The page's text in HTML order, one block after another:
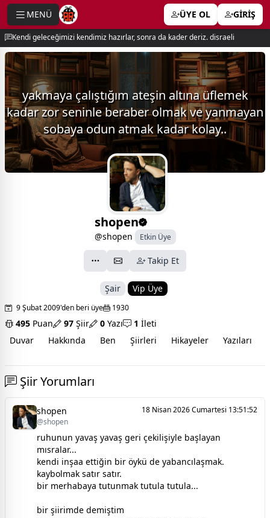
MENÜ ÜYE OL GİRİŞ
Kendi geleceğimizi kendimiz hazırlar, sonra da kader deriz. disraeli
yakmaya çalıştığım ateşin altına üflemek
kadar zor seninle beraber olmak ve yanmayan
sobaya odun atmak kadar kolay..
shopen
@shopen Etkin Üye
Takip Et
Şair Vip Üye
9 Şubat 2009'den beri üye 1930
495 Puan 97 Şiir 0 Yazı 1 İleti
Duvar
Hakkında Ben Şiirleri Hikayeler Yazıları
Şiir Yorumları
shopen
@shopen
18 Nisan 2026 Cumartesi 13:51:52
ruhunun yavaş yavaş geri çekilişiyle başlayan
mısralar...
kendi inşaa ettiğin bir öykü de yabancılaşmak.
kaybolmak satır satır.
bir merhabaya tutunmak tutula tutula...
bir şiirimde demiştim
menu